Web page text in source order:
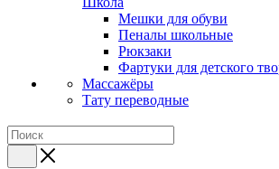
Мешки для обуви
Пеналы школьные
Рюкзаки
Фартуки для детского
Массажёры
Тату переводные